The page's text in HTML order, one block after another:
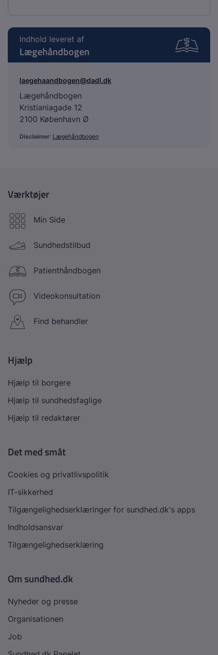
Indhold leveret af
Lægehåndbogen
laegehaandbogen@dadl.dk
Lægehåndbogen
Kristianiagade 12
2100 København Ø
Disclaimer: Lægehåndbogen